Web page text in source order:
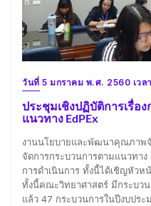
วันที่ 5 มกราคม พ.ศ. 2560 เวล
ประชุมเชิงปฏิบัติการเรื่อ
แนวทาง EdPEx
งานนโยบายและพัฒนาคุณภาพจั
จัดการกระบวนการตามแนวทาง
การดำเนินการ ทั้งนี้ได้เชิญหัวห
ทั้งนี้คณะวิทยาศาสตร์ มีกระบวน
แล้ว 47 กระบวนการในปีงบปร